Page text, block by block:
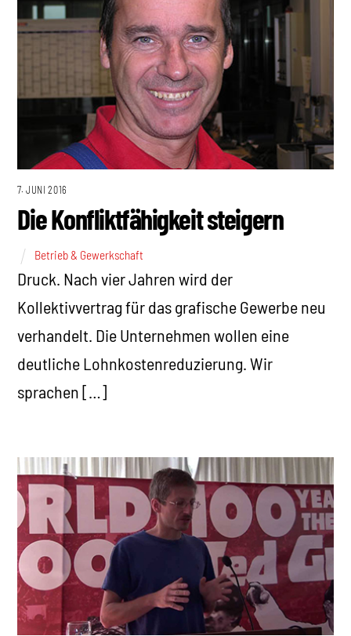
7. JUNI 2016
Die Konfliktfähigkeit steigern
Betrieb & Gewerkschaft
Druck. Nach vier Jahren wird der
Kollektivvertrag für das grafische Gewerbe neu
verhandelt. Die Unternehmen wollen eine
deutliche Lohnkostenreduzierung. Wir
sprachen […]